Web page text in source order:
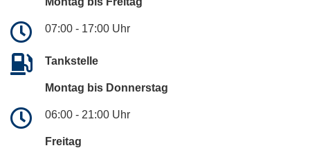
07:00 - 17:00 Uhr
Tankstelle
Montag bis Donnerstag
06:00 - 21:00 Uhr
Freitag